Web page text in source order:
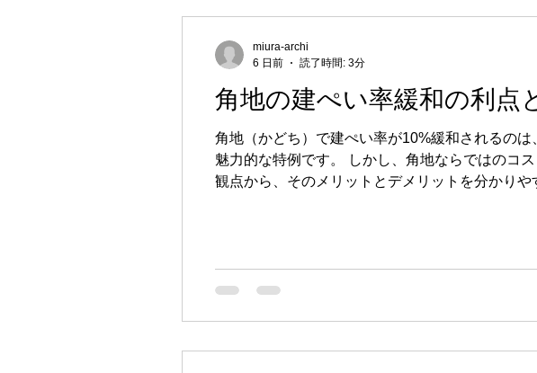
角地の建ぺい率緩和の利点
角地（かどち）で建ぺい率が10%緩和されるの
魅力的な特例です。 しかし、角地ならではのコ
観点から、そのメリットとデメリットを分かりや
miura-archi
6 日前
読了時間: 3分